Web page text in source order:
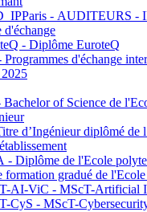
- AUDITEURS -
d'échange
- Diplôme EuroteQ
Programmes d'échange
of Science de
d’Ingénieur diplômé de
- Diplôme de l'Ecole
formation gradué de
AI-ViC - MScT-Artificial
CyS - MScT-